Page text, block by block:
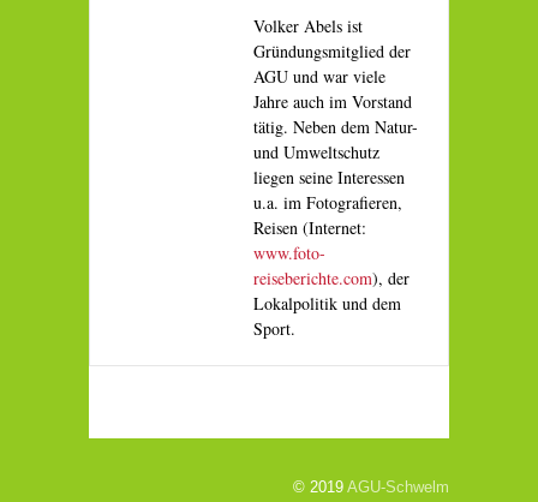
Volker Abels ist
Gründungsmitglied der
AGU und war viele
Jahre auch im Vorstand
tätig. Neben dem Natur-
und Umweltschutz
liegen seine Interessen
u.a. im Fotografieren,
Reisen (Internet:
www.foto-
reiseberichte.com), der
Lokalpolitik und dem
Sport.
© 2019 AGU-Schwelm